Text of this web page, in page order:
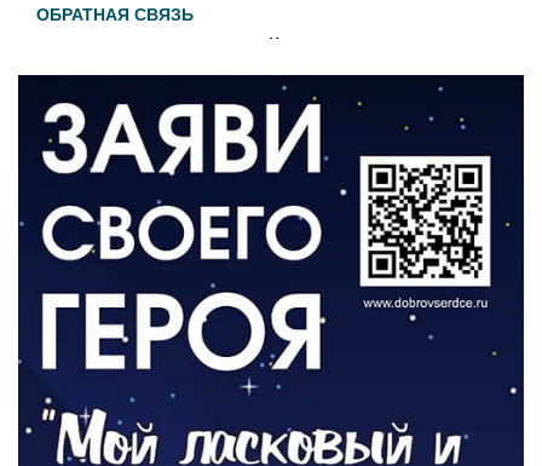
ОБРАТНАЯ СВЯЗЬ
Администрация онлайн
ВЛАСТЬ
День памяти и «Симфония народов»
06.08.2026
Новый настил на экотропе
05.08.2026